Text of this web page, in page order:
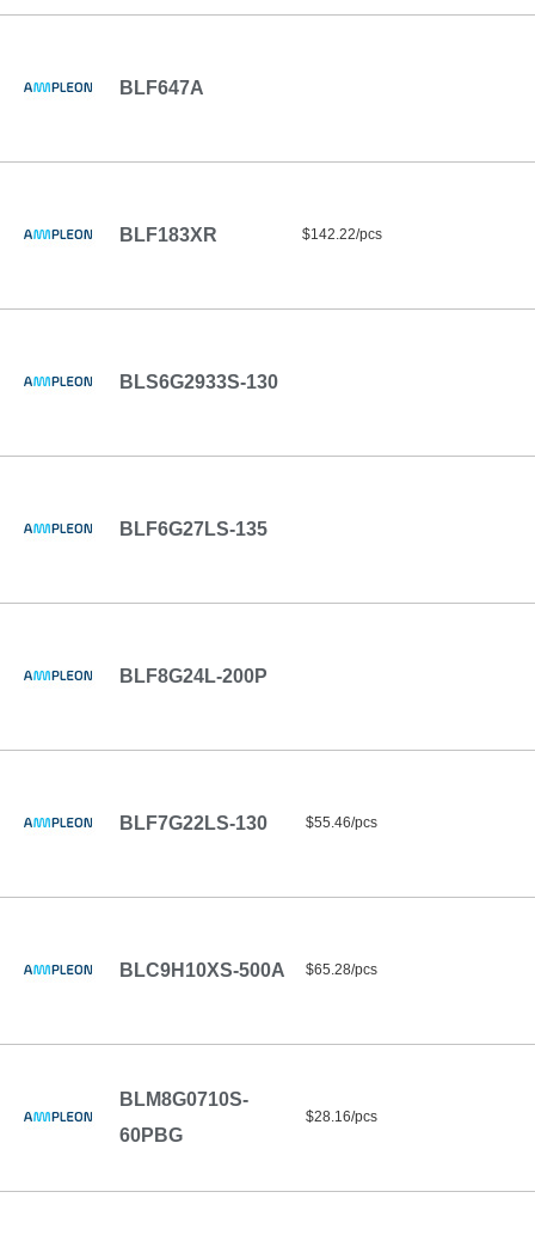
BLF647A
BLF183XR $142.22/pcs
BLS6G2933S-130
BLF6G27LS-135
BLF8G24L-200P
BLF7G22LS-130 $55.46/pcs
BLC9H10XS-500A $65.28/pcs
BLM8G0710S-
60PBG
$28.16/pcs